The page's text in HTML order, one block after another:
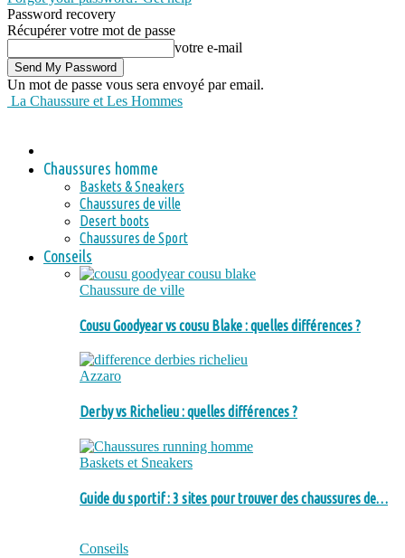
Password recovery
Récupérer votre mot de passe
votre e-mail
Un mot de passe vous sera envoyé par email.
La Chaussure et Les Hommes
Chaussures homme
Baskets & Sneakers
Chaussures de ville
Desert boots
Chaussures de Sport
Conseils
Chaussure de ville
Cousu Goodyear vs cousu Blake : quelles différences ?
Azzaro
Derby vs Richelieu : quelles différences ?
Baskets et Sneakers
Guide du sportif : 3 sites pour trouver des chaussures de…
Conseils